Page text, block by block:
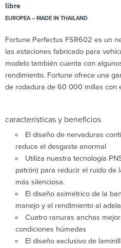
EUROPEA – MADE IN THAILAND
Fortune Perfectus FSR602 es un
las estaciones fabricado para
modelo también cuenta con
rendimiento. Fortune ofrece una
de rodadura de 60 000 millas con
características y beneficios
El diseño de nervaduras
reduce el desgaste anormal
Utiliza nuestra tecnología
patrón) para reducir el ruido de
más silenciosa.
El diseño asimétrico de la
manejo y el rendimiento al
Cuatro ranuras anchas
condiciones húmedas
El diseño exclusivo de